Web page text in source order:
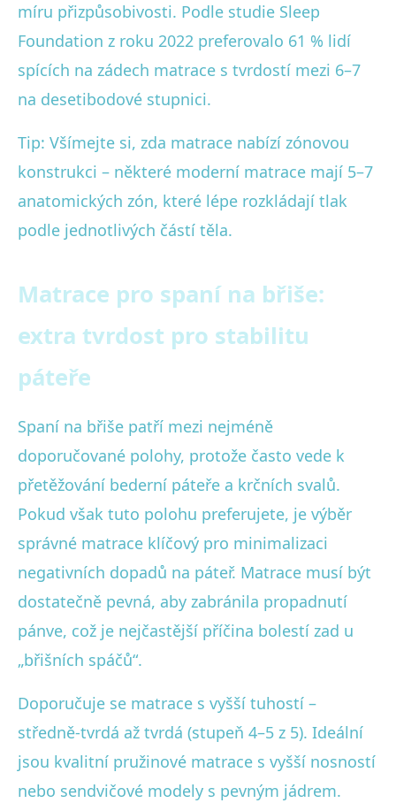
míru přizpůsobivosti. Podle studie Sleep
Foundation z roku 2022 preferovalo 61 % lidí
spících na zádech matrace s tvrdostí mezi 6–7
na desetibodové stupnici.
Tip: Všímejte si, zda matrace nabízí zónovou
konstrukci – některé moderní matrace mají 5–7
anatomických zón, které lépe rozkládají tlak
podle jednotlivých částí těla.
Matrace pro spaní na břiše:
extra tvrdost pro stabilitu
páteře
Spaní na břiše patří mezi nejméně
doporučované polohy, protože často vede k
přetěžování bederní páteře a krčních svalů.
Pokud však tuto polohu preferujete, je výběr
správné matrace klíčový pro minimalizaci
negativních dopadů na páteř. Matrace musí být
dostatečně pevná, aby zabránila propadnutí
pánve, což je nejčastější příčina bolestí zad u
„břišních spáčů“.
Doporučuje se matrace s vyšší tuhostí –
středně-tvrdá až tvrdá (stupeň 4–5 z 5). Ideální
jsou kvalitní pružinové matrace s vyšší nosností
nebo sendvičové modely s pevným jádrem.